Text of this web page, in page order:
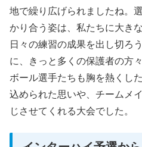
地で繰り広げられましたね。
かり合う姿は、私たちに大き
日々の練習の成果を出し切ろ
に、きっと多くの保護者の方
ボール選手たちも胸を熱くし
込められた思いや、チームメ
じさせてくれる大会でした。